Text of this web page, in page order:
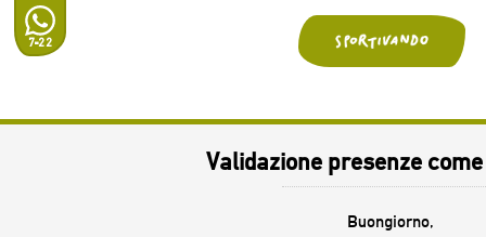
7-22
Validazione presenze
Buongiorno,